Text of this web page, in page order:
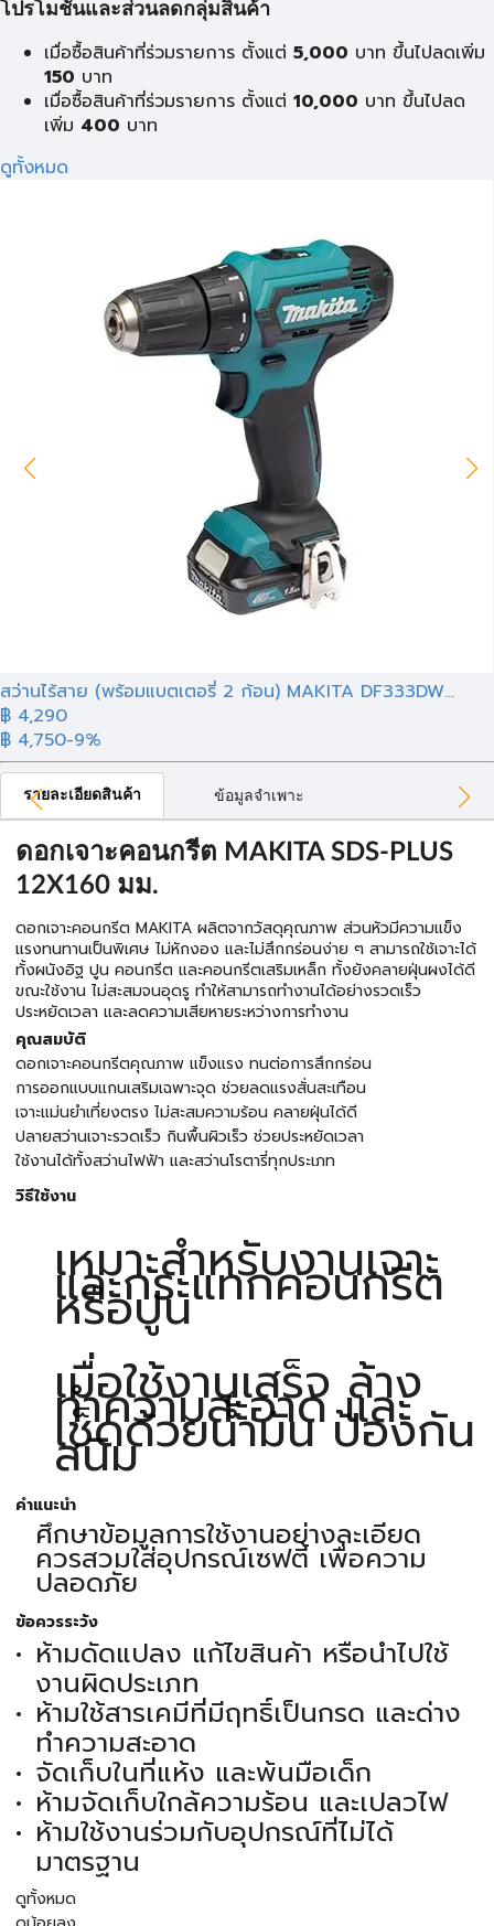
โปรโมชั่นและส่วนลดกลุ่มสินค้า
เมื่อซื้อสินค้าที่ร่วมรายการ ตั้งแต่ 5,000 บาท ขึ้นไปลดเพิ่ม
150 บาท
เมื่อซื้อสินค้าที่ร่วมรายการ ตั้งแต่ 10,000 บาท ขึ้นไปลด
เพิ่ม 400 บาท
ดูทั้งหมด
สว่านไร้สาย (พร้อมแบตเตอรี่ 2 ก้อน) MAKITA DF333DW...
฿ 4,290
฿ 4,750-9%
รายละเอียดสินค้า ข้อมูลจำเพาะ
ดอกเจาะคอนกรีต MAKITA SDS-PLUS
12X160 มม.
ดอกเจาะคอนกรีต MAKITA ผลิตจากวัสดุคุณภาพ ส่วนหัวมีความแข็ง
แรงทนทานเป็นพิเศษ ไม่หักงอง และไม่สึกกร่อนง่าย ๆ สามารถใช้เจาะได้
ทั้งผนังอิฐ ปูน คอนกรีต และคอนกรีตเสริมเหล็ก ทั้งยังคลายฝุ่นผงได้ดี
ขณะใช้งาน ไม่สะสมจนอุดรู ทำให้สามารถทำงานได้อย่างรวดเร็ว
ประหยัดเวลา และลดความเสียหายระหว่างการทำงาน
คุณสมบัติ
ดอกเจาะคอนกรีตคุณภาพ แข็งแรง ทนต่อการสึกกร่อน
การออกแบบแกนเสริมเฉพาะจุด ช่วยลดแรงสั่นสะเทือน
เจาะแม่นยำเที่ยงตรง ไม่สะสมความร้อน คลายฝุ่นได้ดี
ปลายสว่านเจาะรวดเร็ว กินพื้นผิวเร็ว ช่วยประหยัดเวลา
ใช้งานได้ทั้งสว่านไฟฟ้า และสว่านโรตารี่ทุกประเภท
วิธีใช้งาน
เหมาะสำหรับงานเจาะ
และกระแทกคอนกรีต
หรือปูน
เมื่อใช้งานเสร็จ ล้าง
ทำความสะอาด และ
เช็ดด้วยน้ำมัน ป้องกัน
สนิม
คำแนะนำ
ศึกษาข้อมูลการใช้งานอย่างละเอียด
ควรสวมใส่อุปกรณ์เซฟตี้ เพื่อความ
ปลอดภัย
ข้อควรระวัง
ห้ามดัดแปลง แก้ไขสินค้า หรือนำไปใช้
งานผิดประเภท
ห้ามใช้สารเคมีที่มีฤทธิ์เป็นกรด และด่าง
ทำความสะอาด
จัดเก็บในที่แห้ง และพ้นมือเด็ก
ห้ามจัดเก็บใกล้ความร้อน และเปลวไฟ
ห้ามใช้งานร่วมกับอุปกรณ์ที่ไม่ได้
มาตรฐาน
ดูทั้งหมด